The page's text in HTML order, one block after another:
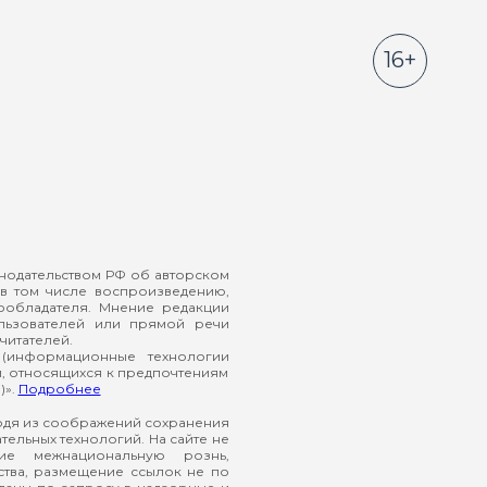
РФ об авторском
числе воспроизведению,
Мнение редакции
или прямой речи
технологии
относящихся к предпочтениям
Подробнее
из соображений сохранения
технологий. На сайте не
межнациональную рознь,
размещение ссылок не по
16+